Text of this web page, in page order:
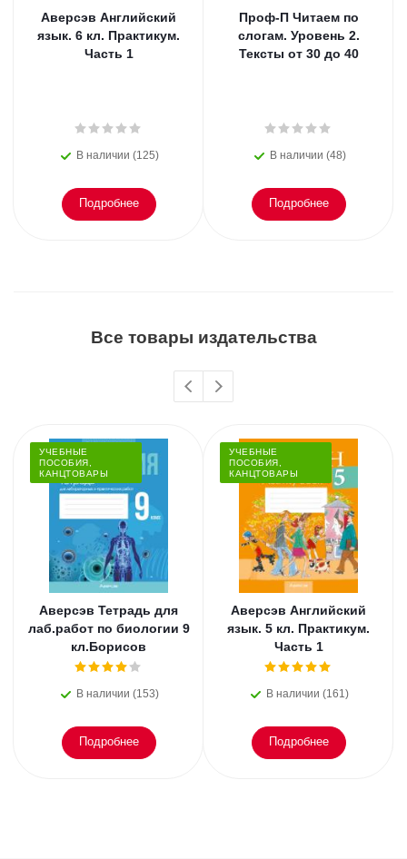
Аверсэв Английский
язык. 6 кл. Практикум.
Часть 1
В наличии (125)
Подробнее
Проф-П Читаем по
слогам. Уровень 2.
Тексты от 30 до 40
В наличии (48)
Подробнее
Все товары издательства
УЧЕБНЫЕ
ПОСОБИЯ,
КАНЦТОВАРЫ
Аверсэв Тетрадь для
лаб.работ по биологии 9
кл.Борисов
В наличии (153)
Подробнее
УЧЕБНЫЕ
ПОСОБИЯ,
КАНЦТОВАРЫ
Аверсэв Английский
язык. 5 кл. Практикум.
Часть 1
В наличии (161)
Подробнее